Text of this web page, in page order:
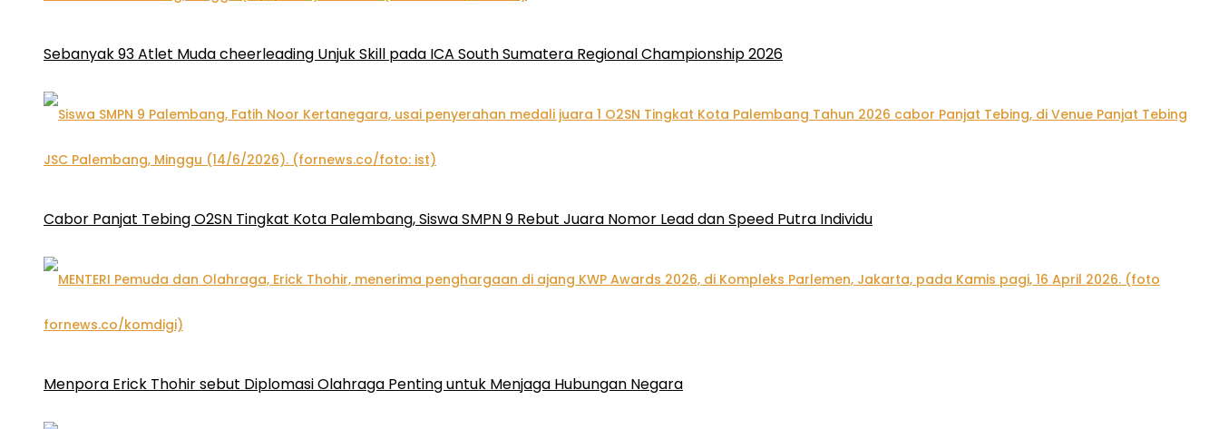
Sebanyak 93 Atlet Muda cheerleading Unjuk Skill pada ICA South Sumatera Regional Championship 2026
Cabor Panjat Tebing O2SN Tingkat Kota Palembang, Siswa SMPN 9 Rebut Juara Nomor Lead dan Speed Putra Individu
Menpora Erick Thohir sebut Diplomasi Olahraga Penting untuk Menjaga Hubungan Negara